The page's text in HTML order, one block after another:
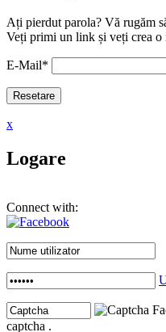
Ați pierdut parola? Vă rugăm
Veți primi un link și veți crea o
E-Mail*
x
Logare
Connect with:
captcha .